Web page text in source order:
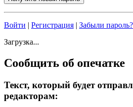
Войти | Регистрация | Забыли пароль?
Загрузка...
Сообщить об опечатке
Текст, который будет
редакторам: